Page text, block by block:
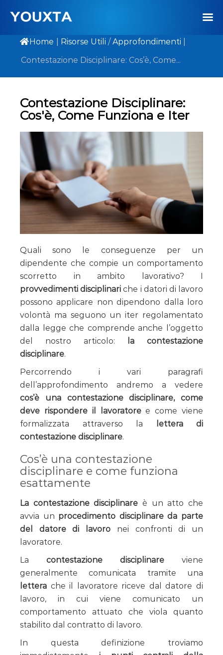
Home Risorse Utili / Approfondimenti
Contestazione Disciplinare: Cos’è, Come...
Contestazione Disciplinare:
Cos'è, Come Funziona e Iter
Quali sono le conseguenze per un
dipendente che compie un comportamento
scorretto in ambito lavorativo? I
provvedimenti disciplinari che i datori di lavoro
possono applicare non dipendono dalla loro
volontà ma seguono un iter regolamentato
dalla legge che comprende anche l’oggetto
del nostro articolo:
la contestazione
disciplinare.
Percorrendo i vari paragrafi
dell’approfondimento andremo a vedere
cos’è una contestazione disciplinare, come
deve rispondere il lavoratoree come viene
formalizzata attraverso la
lettera di
contestazione disciplinare.
Cos’è una contestazione
disciplinare e come funziona
esattamente
La contestazione disciplinare è un atto che
avvia un procedimento disciplinare da parte
del datore di lavoro nei confronti di un
lavoratore.
La contestazione disciplinare viene
generalmente comunicata tramite una
lettera che il lavoratore riceve dal datore di
lavoro, in cui viene comunicato un
comportamento attuato che viola quanto
stabilito dal contratto di lavoro.
In questa definizione troviamo